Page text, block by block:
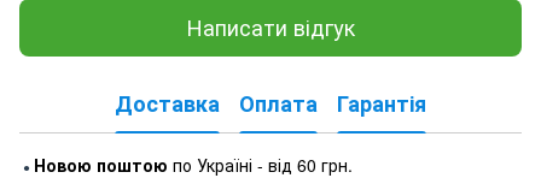
Написати відгук
Доставка Оплата Гарантія
● Новою поштою по Україні - від 60 грн.